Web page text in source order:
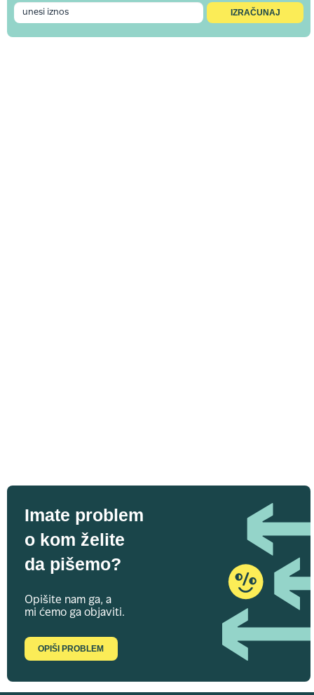
Imate problem
o kom želite
da pišemo?
Opišite nam ga, a
mi ćemo ga objaviti.
OPIŠI PROBLEM